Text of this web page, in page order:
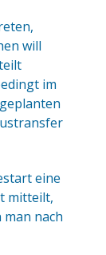
will
im
eine
mitteilt,
nach